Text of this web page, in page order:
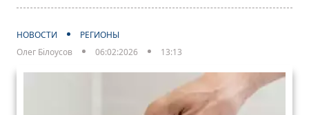
НОВОСТИ
РЕГИОНЫ
Олег Білоусов
06:02:2026 13:13